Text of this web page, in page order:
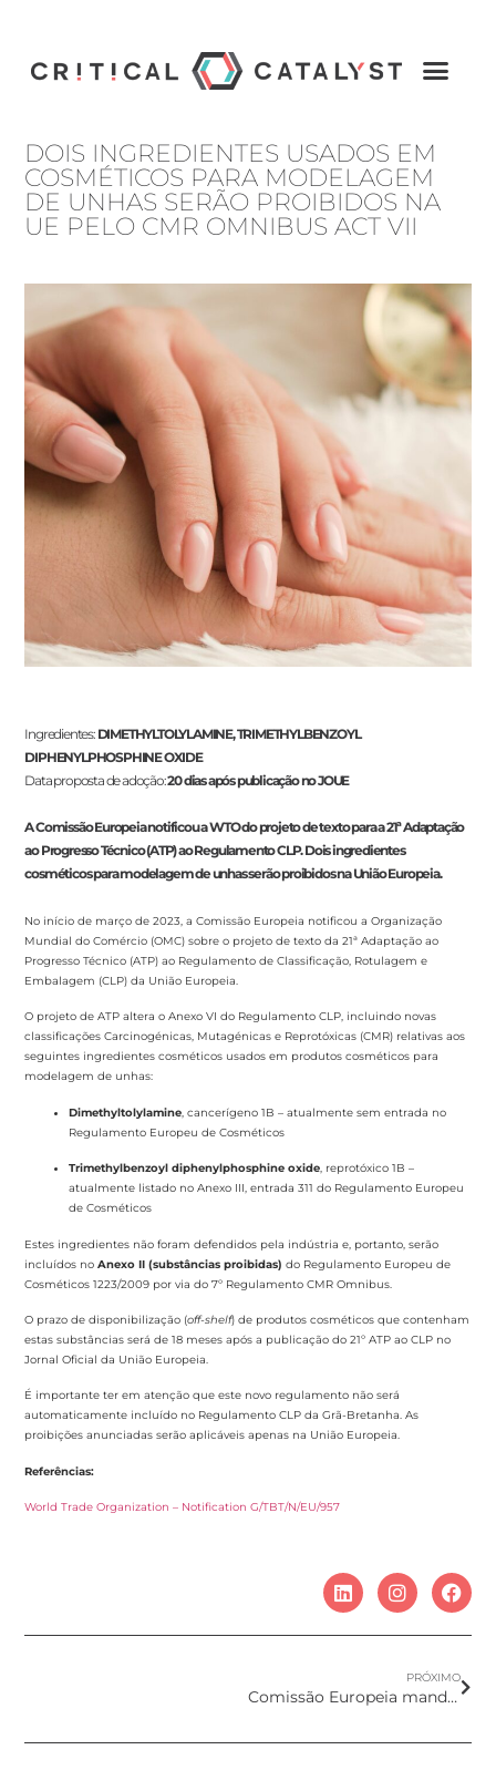
DOIS INGREDIENTES USADOS EM
COSMÉTICOS PARA MODELAGEM
DE UNHAS SERÃO PROIBIDOS NA
UE PELO CMR OMNIBUS ACT VII
Ingredientes: DIMETHYLTOLYLAMINE, TRIMETHYLBENZOYL
DIPHENYLPHOSPHINE OXIDE
Data proposta de adoção:20 dias após publicação no JOUE
A Comissão Europeia notificou a WTO do projeto de texto para a 21ª Adaptação
ao Progresso Técnico (ATP) ao Regulamento CLP. Dois ingredientes
cosméticos para modelagem de unhas serão proibidos na União Europeia.
No início de março de 2023, a Comissão Europeia notificou a Organização
Mundial do Comércio (OMC) sobre o projeto de texto da 21ª Adaptação ao
Progresso Técnico (ATP) ao Regulamento de Classificação, Rotulagem e
Embalagem (CLP) da União Europeia.
O projeto de ATP altera o Anexo VI do Regulamento CLP, incluindo novas
classificações Carcinogénicas, Mutagénicas e Reprotóxicas (CMR) relativas aos
seguintes ingredientes cosméticos usados em produtos cosméticos para
modelagem de unhas:
Dimethyltolylamine, cancerígeno 1B – atualmente sem entrada no
Regulamento Europeu de Cosméticos
Trimethylbenzoyl diphenylphosphine oxide, reprotóxico 1B –
atualmente listado no Anexo III, entrada 311 do Regulamento Europeu
de Cosméticos
Estes ingredientes não foram defendidos pela indústria e, portanto, serão
incluídos noAnexo II (substâncias proibidas) do Regulamento Europeu de
Cosméticos 1223/2009 por via do 7º Regulamento CMR Omnibus.
O prazo de disponibilização (off-shelf) de produtos cosméticos que contenham
estas substâncias será de 18 meses após a publicação do 21º ATP ao CLP no
Jornal Oficial da União Europeia.
É importante ter em atenção que este novo regulamento não será
automaticamente incluído no Regulamento CLP da Grã-Bretanha. As
proibições anunciadas serão aplicáveis apenas na União Europeia.
Referências:
World Trade Organization – Notification G/TBT/N/EU/957
PRÓXIMO
Comissão Europeia mandata SCCS para opinião científica sobre Hexyl Salicylate